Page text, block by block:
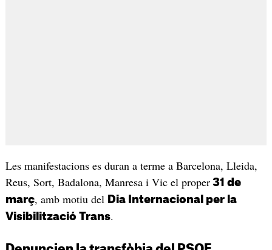
Les manifestacions es duran a terme a Barcelona, Lleida,
Reus, Sort, Badalona, Manresa i Vic el proper31 de
març, amb motiu del Dia Internacional per la
Visibilització Trans.